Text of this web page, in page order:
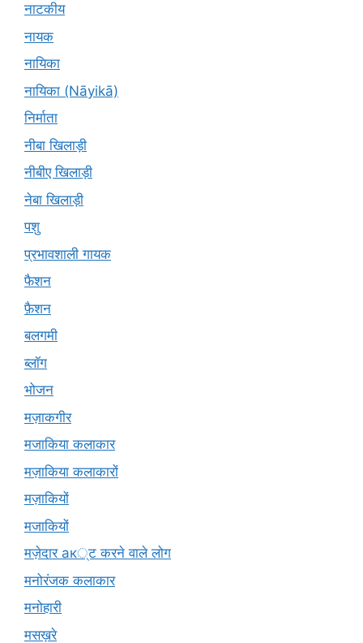
नाटकीय
नायक
नायिका
नायिका (Nāyikā)
निर्माता
नीबा खिलाड़ी
नीबीए खिलाड़ी
नेबा खिलाड़ी
पशु
प्रभावशाली गायक
फैशन
फ़ैशन
बलगमी
ब्लॉग
भोजन
मज़ाकगीर
मजाकिया कलाकार
मज़ाकिया कलाकारों
मज़ाकियों
मजाकियों
मज़ेदार ак्ट करने वाले लोग
मनोरंजक कलाकार
मनोहारी
मसख़रे